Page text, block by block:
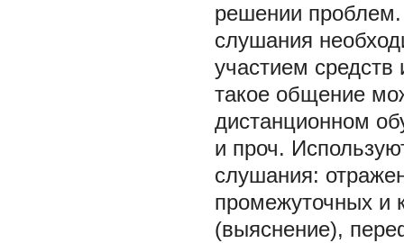
решении проблем.
слушания
участием
такое общение
дистанционном
и проч.
слушания:
промежуточных и
(выяснение),